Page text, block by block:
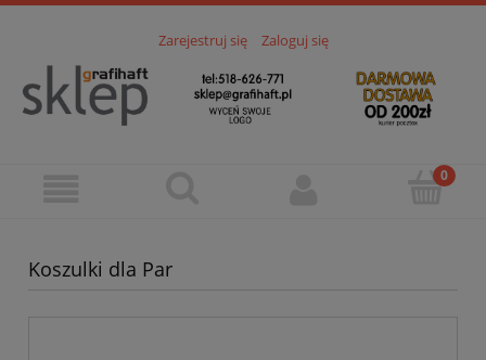
Zarejestruj się Zaloguj się
Koszulki dla Par